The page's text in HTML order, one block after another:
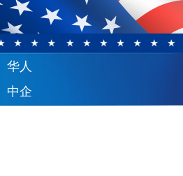
华人
中企